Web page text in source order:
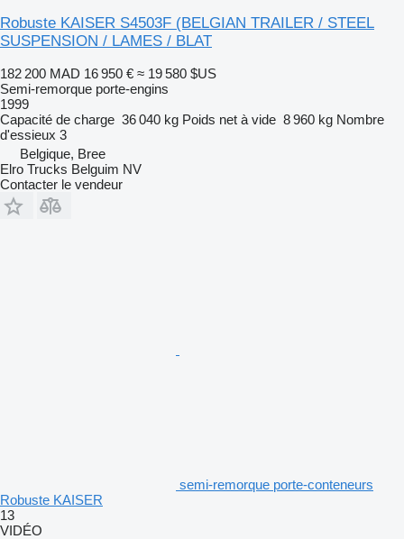
Robuste KAISER S4503F (BELGIAN TRAILER / STEEL
SUSPENSION / LAMES / BLAT
182 200 MAD 16 950 € ≈ 19 580 $US
Semi-remorque porte-engins
1999
Capacité de charge 36 040 kg Poids net à vide 8 960 kg Nombre
d'essieux 3
Belgique, Bree
Elro Trucks Belguim NV
Contacter le vendeur
semi-remorque porte-conteneurs
Robuste KAISER
13
VIDÉO